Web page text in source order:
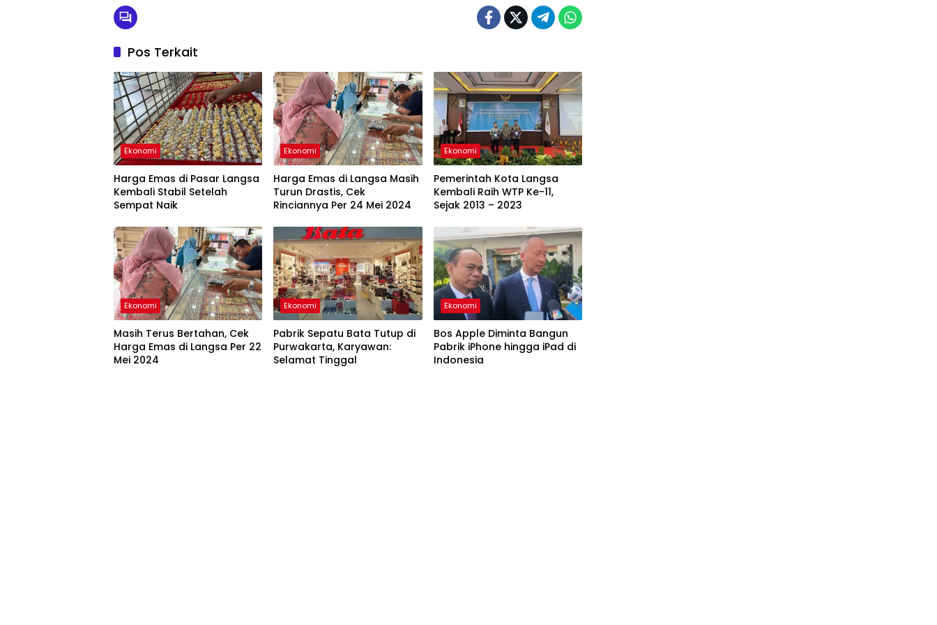
Pos Terkait
Ekonomi
Harga Emas di Pasar Langsa
Kembali Stabil Setelah
Sempat Naik
Ekonomi
Harga Emas di Langsa Masih
Turun Drastis, Cek
Rinciannya Per 24 Mei 2024
Ekonomi
Pemerintah Kota Langsa
Kembali Raih WTP Ke-11,
Sejak 2013 – 2023
Ekonomi
Masih Terus Bertahan, Cek
Harga Emas di Langsa Per 22
Mei 2024
Ekonomi
Pabrik Sepatu Bata Tutup di
Purwakarta, Karyawan:
Selamat Tinggal
Ekonomi
Bos Apple Diminta Bangun
Pabrik iPhone hingga iPad di
Indonesia